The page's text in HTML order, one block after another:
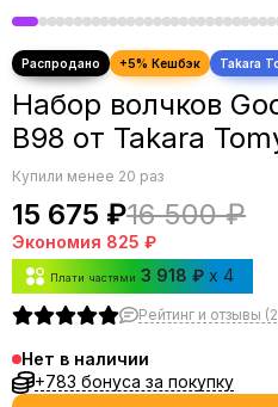
Набор волчков
B98 от Takara
Купили менее 20 раз
15 675 ₽16 500 ₽
Экономия 825 ₽
Плати частями 3 918 ₽ x 4
Рейтинг и отзывы
Нет в наличии
+783 бонуса за покупку